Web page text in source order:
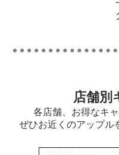
店舗別
各店舗、お得なキ
ぜひお近くのアップル